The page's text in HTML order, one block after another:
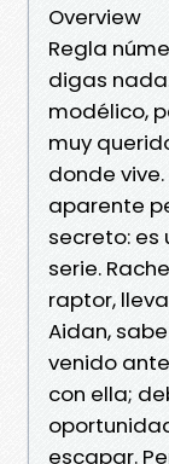
Overview
Regla
digas
modélico,
muy
donde
aparente
secreto: es
serie.
raptor,
Aidan,
venido
con ella;
escapar.